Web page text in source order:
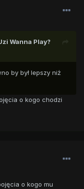
Wanna Play?
by był lepszy niż
o kogo chodzi
o kogo mu